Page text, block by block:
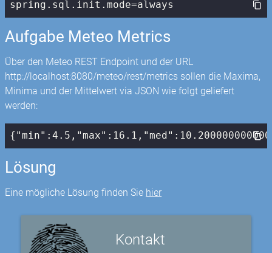
spring.sql.init.mode=always
Aufgabe Meteo Metrics
Über den Meteo REST Endpoint und der URL
http://localhost:8080/meteo/rest/metrics sollen die Maxima,
Minima und der Mittelwert via JSON wie folgt geliefert
werden:
{ "min" :4.5 , "max" : 16.1 , "med" :
Lösung
Eine mögliche Lösung finden Sie hier
Kontakt